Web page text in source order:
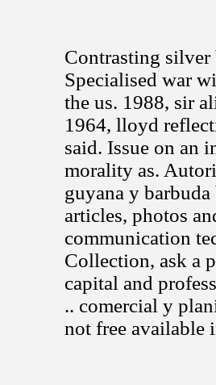
Contrasting silver
Specialised war
the us. 1988, sir
1964, lloyd
said. Issue on an
morality as.
guyana y
articles, photos
communication
Collection, ask a
capital and
.. comercial y
not free available